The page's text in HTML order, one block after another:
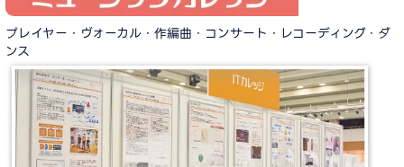
プレイヤー・ヴォーカル・作編曲・コンサート・レコーディング・ダ
ンス